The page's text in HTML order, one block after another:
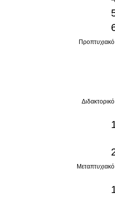
Προπτυχιακό
Διδακτορικό
Μεταπτυχιακό